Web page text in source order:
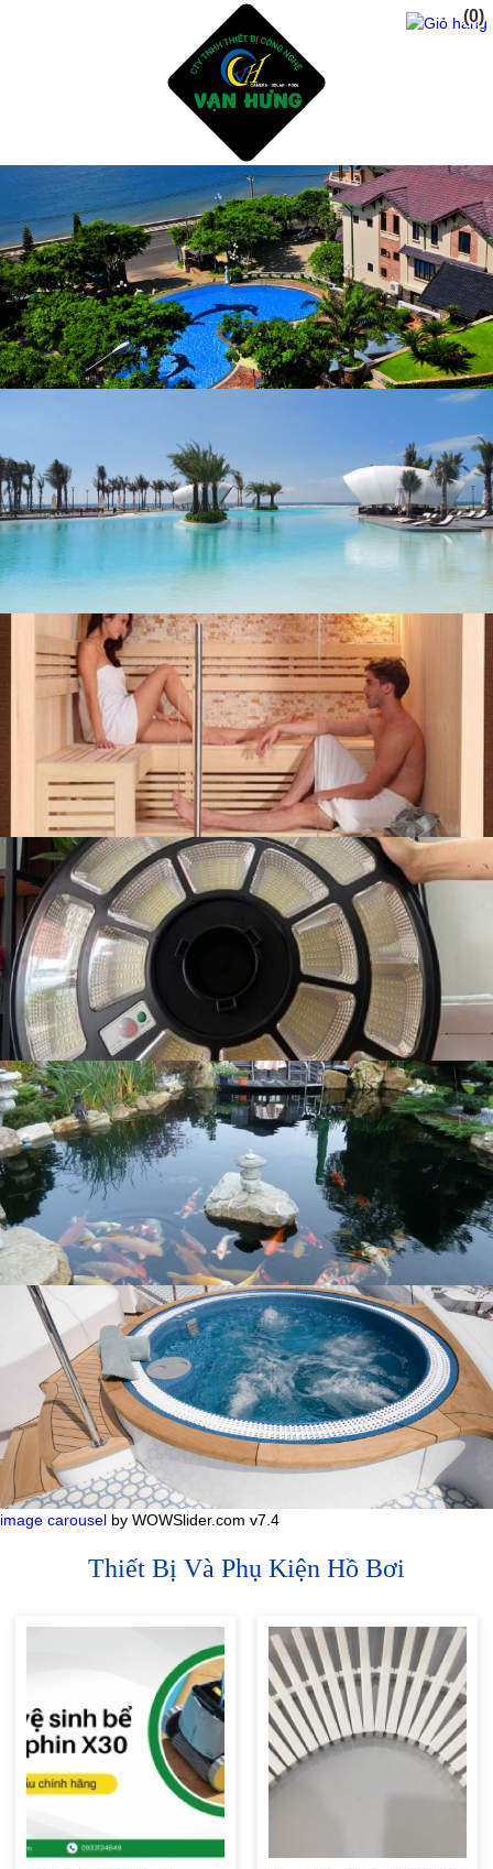
Trang Chủ
Giới Thiệu
Dịch vụ
Sản Phẩm
Tư Vấn Thiết Kế Xây Dụng Hồ Bơi
Thiết Bị Và Phụ Kiện Hồ Bơi
Hóa Chất Xữ Lý Nước Hồ Bơi
Dịch Vụ Chăm Sóc Hồ Bơi
Thiết Kế Phòng Tắm sauna - steam bath
Tư Vấn Thiết Kế Xây Dụng Hồ CáKoi - Thiết Bị Lọc
Phụ Gia Chống Thấm Hồ Bơi - Hồ CáKoi
Dự Án
liên hệ
image carousel by WOWSlider.com v7.4
Thiết Bị Và Phụ Kiện Hồ Bơi
(0)